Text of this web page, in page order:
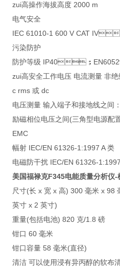
zui高操作海拔高度 2000 m
电气安全
IEC 61010-1 600 V CAT IV
污染防护
防护等级 IP40；
zui高安全工作电压 电流测量 非绝
c rms 或 dc
电压测量 输入端子和接地线之间
励磁相位电压之间(三角型电源配
EMC
幅射 IEC/EN 61326-1:1997 A 类
电磁防干扰 IEC/EN 61326-
美国福禄克F345电能质量分析仪-
尺寸(长 x 宽 x 高) 300 毫米 x 98
英寸 x 2 英寸)
重量(包括电池) 820 克/1.8 磅
钳口 60 毫米
钳口容量 58 毫米(直径)
清洁 可以使用浸有异丙醇的软布清